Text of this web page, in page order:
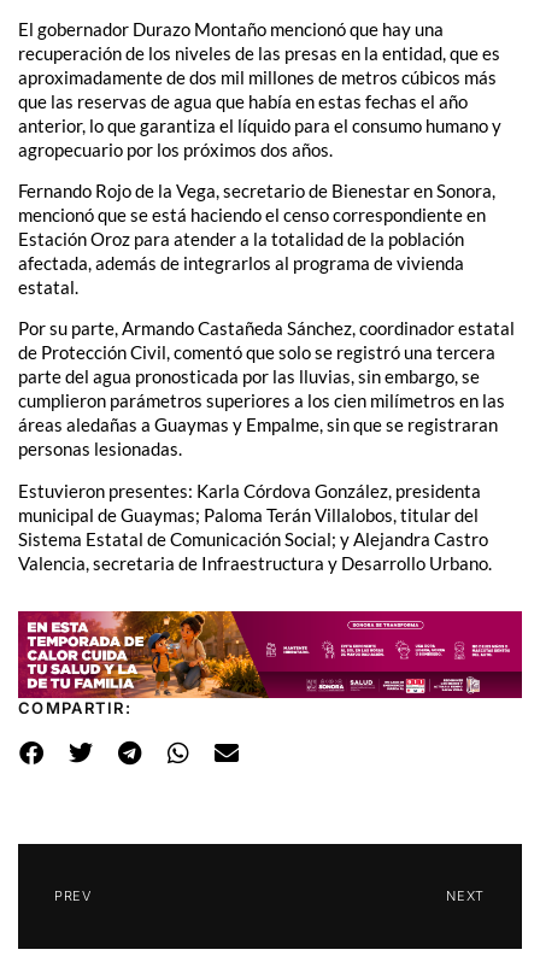
El gobernador Durazo Montaño mencionó que hay una
recuperación de los niveles de las presas en la entidad, que es
aproximadamente de dos mil millones de metros cúbicos más
que las reservas de agua que había en estas fechas el año
anterior, lo que garantiza el líquido para el consumo humano y
agropecuario por los próximos dos años.
Fernando Rojo de la Vega, secretario de Bienestar en Sonora,
mencionó que se está haciendo el censo correspondiente en
Estación Oroz para atender a la totalidad de la población
afectada, además de integrarlos al programa de vivienda
estatal.
Por su parte, Armando Castañeda Sánchez, coordinador estatal
de Protección Civil, comentó que solo se registró una tercera
parte del agua pronosticada por las lluvias, sin embargo, se
cumplieron parámetros superiores a los cien milímetros en las
áreas aledañas a Guaymas y Empalme, sin que se registraran
personas lesionadas.
Estuvieron presentes: Karla Córdova González, presidenta
municipal de Guaymas; Paloma Terán Villalobos, titular del
Sistema Estatal de Comunicación Social; y Alejandra Castro
Valencia, secretaria de Infraestructura y Desarrollo Urbano.
COMPARTIR:
PREV NEXT